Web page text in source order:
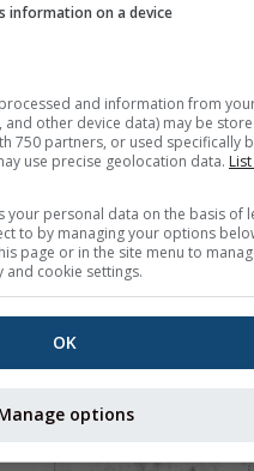
information on a device
and information from
other device data) may be
750 partners, or used specifically
use precise geolocation data.
your personal data on the basis of
to by managing your options
page or in the site menu to
and cookie settings.
OK
options